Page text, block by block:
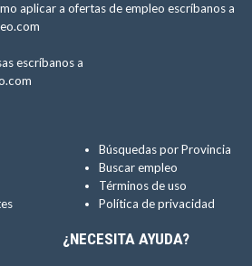
aplicar a ofertas de empleo escríbanos a
escríbanos a
Búsquedas por Provincia
Buscar empleo
Términos de uso
Política de privacidad
¿NECESITA AYUDA?